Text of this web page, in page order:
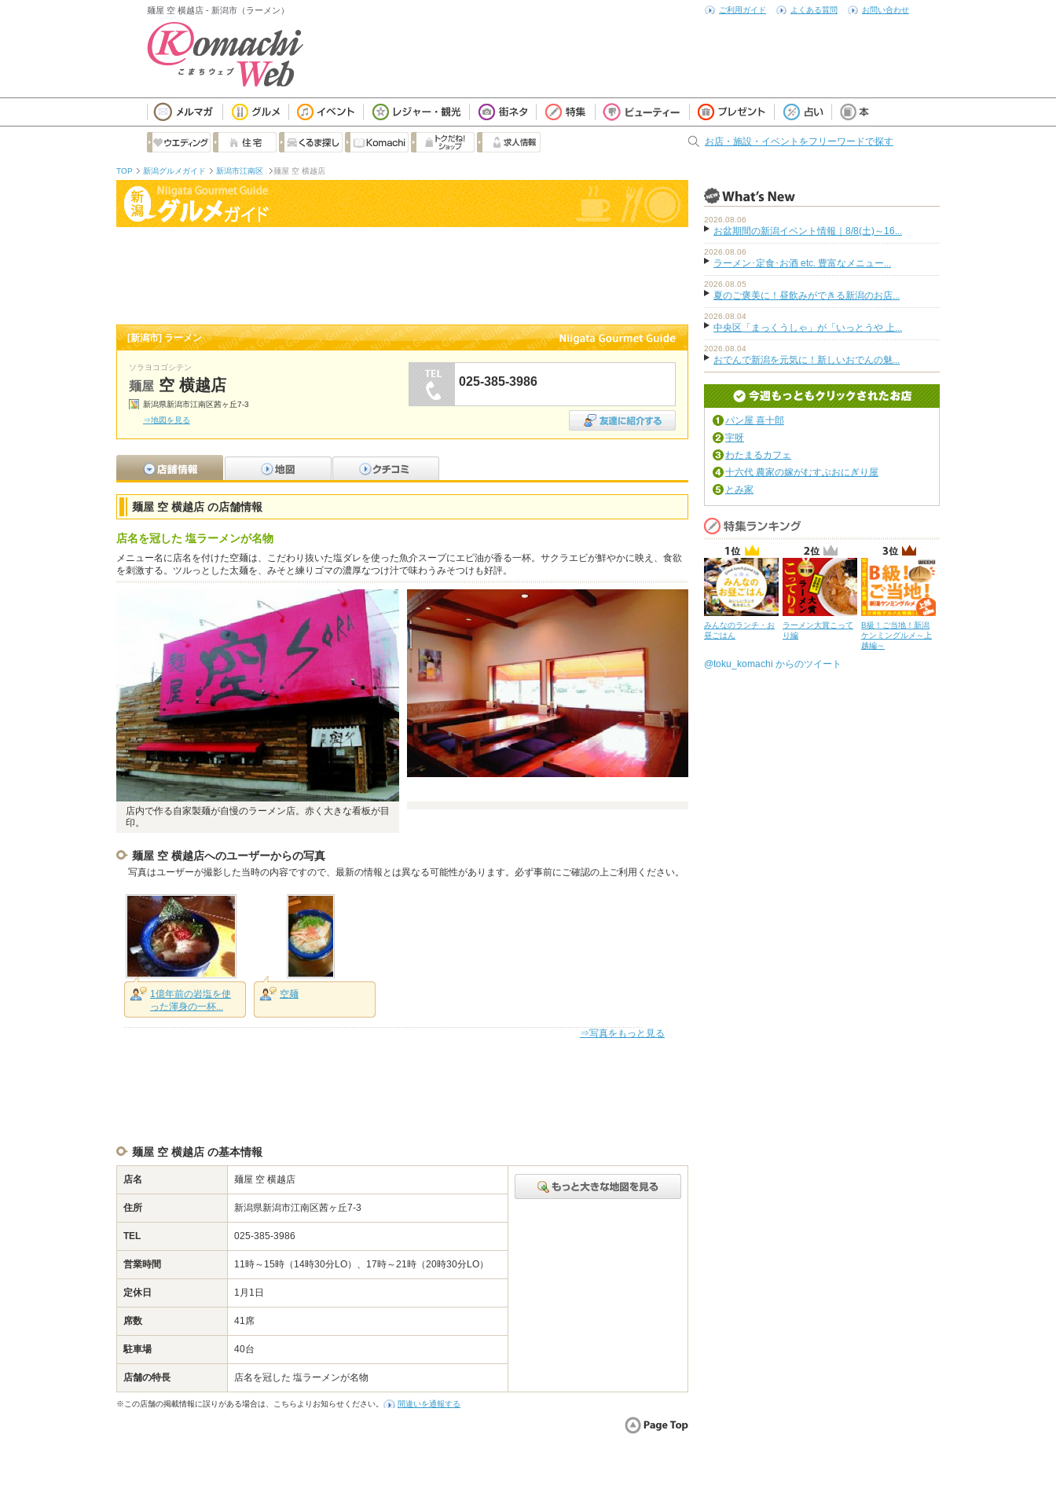
麺屋 空 横越店 - 新潟市（ラーメン） ご利用ガイド よくある質問 お問い合わせ
お店・施設・イベントをフリーワードで探す
TOP 新潟グルメガイド 新潟市江南区 麺屋 空 横越店
[新潟市] ラーメン
ソラヨコゴシテン
麺屋 空 横越店
新潟県新潟市江南区茜ヶ丘7-3
⇒地図を見る
025-385-3986
麺屋 空 横越店 の店舗情報
店名を冠した 塩ラーメンが名物
メニュー名に店名を付けた空麺は、こだわり抜いた塩ダレを使った魚介スープにエビ油が香る一杯。サクラエビが鮮やかに映え、食欲
を刺激する。ツルっとした太麺を、みそと練りゴマの濃厚なつけ汁で味わうみそつけも好評。
店内で作る自家製麺が自慢のラーメン店。赤く大きな看板が目
印。
麺屋 空 横越店へのユーザーからの写真
写真はユーザーが撮影した当時の内容ですので、最新の情報とは異なる可能性があります。必ず事前にご確認の上ご利用ください。
1億年前の岩塩を使
った渾身の一杯...
空麺
⇒写真をもっと見る
麺屋 空 横越店 の基本情報
店名 麺屋 空 横越店
住所 新潟県新潟市江南区茜ヶ丘7-3
TEL 025-385-3986
営業時間 11時～15時（14時30分LO）、17時～21時（20時30分LO）
定休日 1月1日
席数 41席
駐車場 40台
店舗の特長 店名を冠した 塩ラーメンが名物
※この店舗の掲載情報に誤りがある場合は、こちらよりお知らせください。 間違いを通報する
2026.08.06
お盆期間の新潟イベント情報｜8/8(土)～16...
2026.08.06
ラーメン･定食･お酒 etc. 豊富なメニュー...
2026.08.05
夏のご褒美に！昼飲みができる新潟のお店...
2026.08.04
中央区「まっくうしゃ」が「いっとうや 上...
2026.08.04
おでんで新潟を元気に！新しいおでんの魅...
パン屋 喜十郎
宇呀
わたまるカフェ
十六代 農家の嫁がむすぶおにぎり屋
とみ家
みんなのランチ・お
昼ごはん
ラーメン大賞こって
り編
B級！ご当地！新潟
ケンミングルメ～上
越編～
@toku_komachi からのツイート